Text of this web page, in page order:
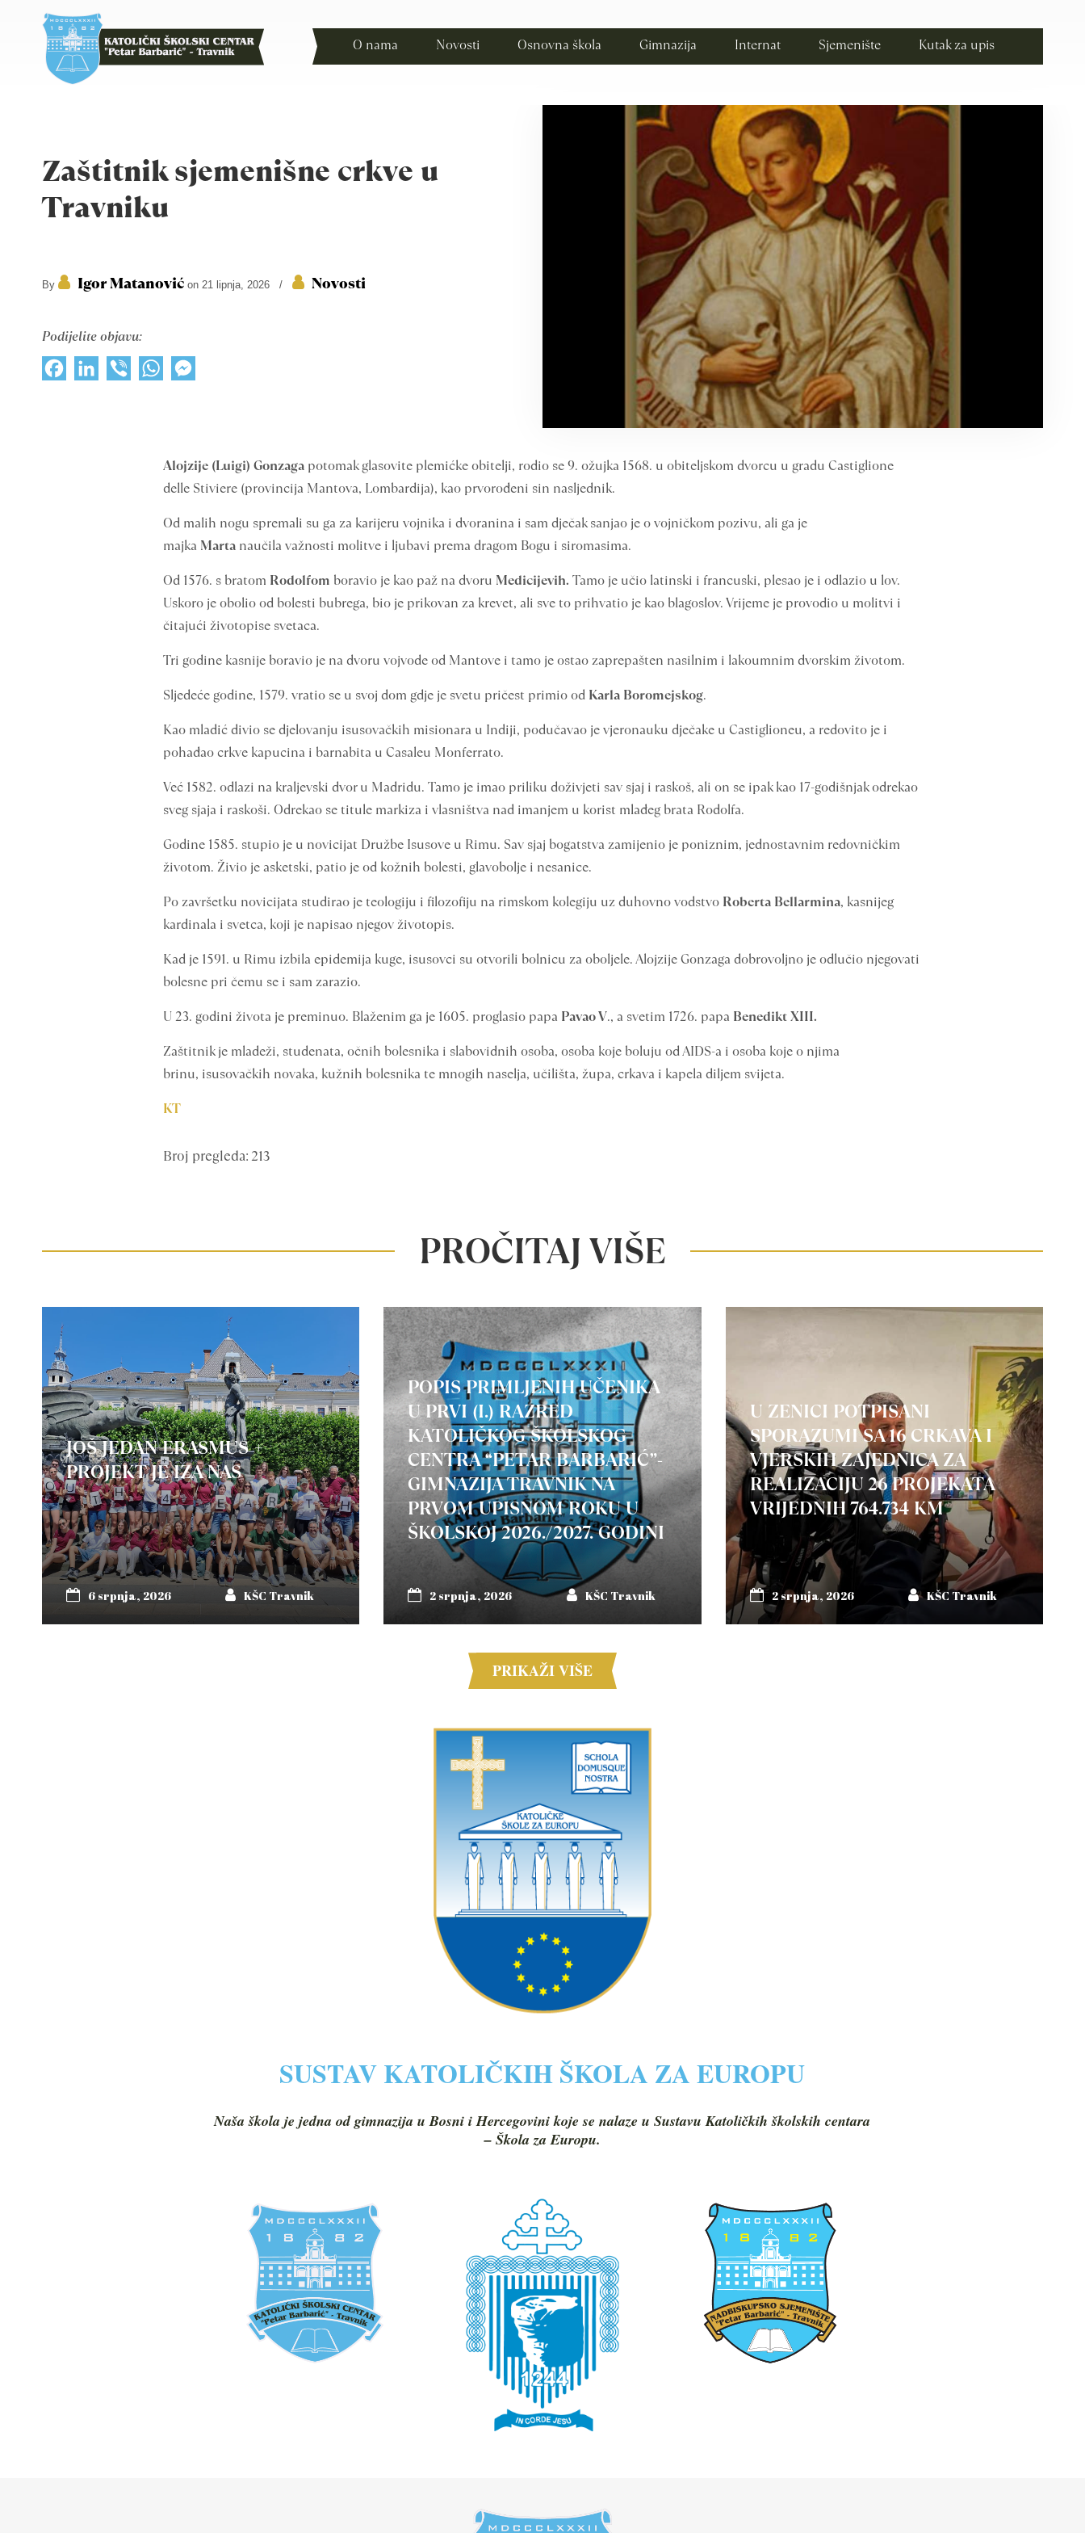
O nama Novosti Osnovna škola Gimnazija Internat Sjemenište Kutak za upis
Zaštitnik sjemenišne crkve u
Travniku
By Igor Matanović on 21 lipnja, 2026 / Novosti
Podijelite objavu:
FacebookLinkedInViber WhatsApp
Alojzije (Luigi) Gonzaga potomak glasovite plemićke obitelji, rodio se 9. ožujka 1568. u obiteljskom dvorcu u gradu Castiglione
delle Stiviere (provincija Mantova, Lombardija), kao prvorođeni sin nasljednik.
Od malih nogu spremali su ga za karijeru vojnika i dvoranina i sam dječak sanjao je o vojničkom pozivu, ali ga je
majka Marta naučila važnosti molitve i ljubavi prema dragom Bogu i siromasima.
Od 1576. s bratom Rodolfom boravio je kao paž na dvoru Medicijevih. Tamo je učio latinski i francuski, plesao je i odlazio u lov.
Uskoro je obolio od bolesti bubrega, bio je prikovan za krevet, ali sve to prihvatio je kao blagoslov. Vrijeme je provodio u molitvi i
čitajući životopise svetaca.
Tri godine kasnije boravio je na dvoru vojvode od Mantove i tamo je ostao zaprepašten nasilnim i lakoumnim dvorskim životom.
Sljedeće godine, 1579. vratio se u svoj dom gdje je svetu pričest primio od Karla Boromejskog.
Kao mladić divio se djelovanju isusovačkih misionara u Indiji, podučavao je vjeronauku dječake u Castiglioneu, a redovito je i
pohađao crkve kapucina i barnabita u Casaleu Monferrato.
Već 1582. odlazi na kraljevski dvor u Madridu. Tamo je imao priliku doživjeti sav sjaj i raskoš, ali on se ipak kao 17-godišnjak odrekao
sveg sjaja i raskoši. Odrekao se titule markiza i vlasništva nad imanjem u korist mlađeg brata Rodolfa.
Godine 1585. stupio je u novicijat Družbe Isusove u Rimu. Sav sjaj bogatstva zamijenio je poniznim, jednostavnim redovničkim
životom. Živio je asketski, patio je od kožnih bolesti, glavobolje i nesanice.
Po završetku novicijata studirao je teologiju i filozofiju na rimskom kolegiju uz duhovno vodstvo Roberta Bellarmina, kasnijeg
kardinala i svetca, koji je napisao njegov životopis.
Kad je 1591. u Rimu izbila epidemija kuge, isusovci su otvorili bolnicu za oboljele. Alojzije Gonzaga dobrovoljno je odlučio njegovati
bolesne pri čemu se i sam zarazio.
U 23. godini života je preminuo. Blaženim ga je 1605. proglasio papa Pavao V., a svetim 1726. papa Benedikt XIII.
Zaštitnik je mladeži, studenata, očnih bolesnika i slabovidnih osoba, osoba koje boluju od AIDS-a i osoba koje o njima
brinu, isusovačkih novaka, kužnih bolesnika te mnogih naselja, učilišta, župa, crkava i kapela diljem svijeta.
KT
Broj pregleda: 213
PROČITAJ VIŠE
JOŠ JEDAN ERASMUS +
PROJEKT JE IZA NAS
6 srpnja, 2026 KŠC Travnik
POPIS PRIMLJENIH UČENIKA
U PRVI (I.) RAZRED
KATOLIČKOG ŠKOLSKOG
CENTRA “PETAR BARBARIĆ”-
GIMNAZIJA TRAVNIK NA
PRVOM UPISNOM ROKU U
ŠKOLSKOJ 2026./2027. GODINI
2 srpnja, 2026 KŠC Travnik
U ZENICI POTPISANI
SPORAZUMI SA 16 CRKAVA I
VJERSKIH ZAJEDNICA ZA
REALIZACIJU 26 PROJEKATA
VRIJEDNIH 764.734 KM
2 srpnja, 2026 KŠC Travnik
PRIKAŽI VIŠE
SUSTAV KATOLIČKIH ŠKOLA ZA EUROPU
Naša škola je jedna od gimnazija u Bosni i Hercegovini koje se nalaze u Sustavu Katoličkih školskih centara
– Škola za Europu.